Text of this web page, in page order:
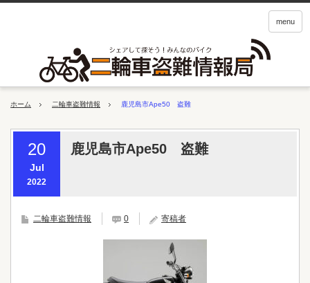
menu
ホーム 二輪車盗難情報 鹿児島市Ape50 盗難
20
Jul
2022
鹿児島市Ape50 盗難
二輪車盗難情報 0 寄稿者